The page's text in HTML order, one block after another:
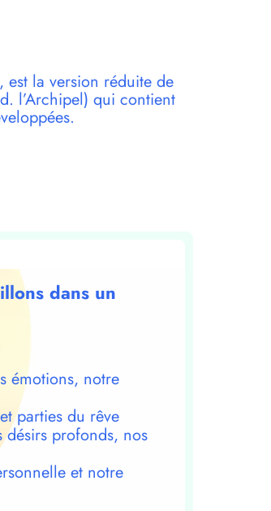
la version réduite de
l’Archipel) qui contient
dans un
émotions, notre
parties du rêve
profonds, nos
et notre